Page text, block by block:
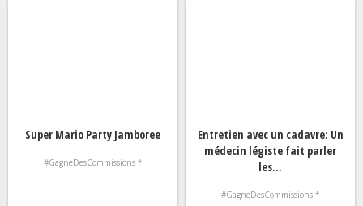
Super Mario Party Jamboree
#GagneDesCommissions *
Entretien avec un cadavre: Un
médecin légiste fait parler
les...
#GagneDesCommissions *